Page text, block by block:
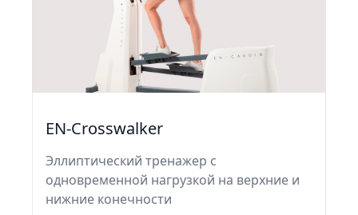
EN-Crosswalker
Эллиптический тренажер с
одновременной нагрузкой на верхние и
нижние конечности